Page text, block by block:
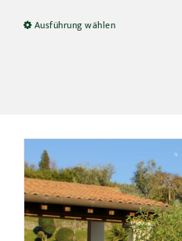
Ausführung wählen